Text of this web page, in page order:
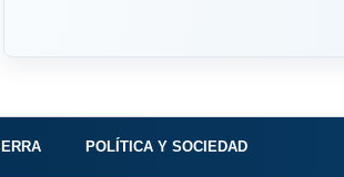
POLÍTICA Y SOCIEDAD